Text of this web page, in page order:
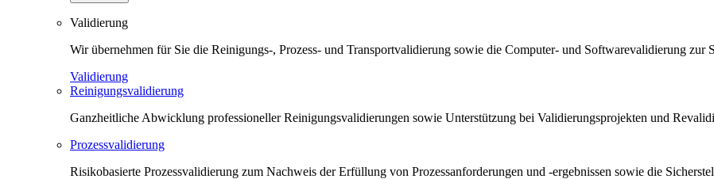
Validierung
Wir übernehmen für Sie die Reinigungs-, Prozess- und Transportvalidierung sowie die Computer- und Softwarevalidierung zur
Validierung
Reinigungsvalidierung
Ganzheitliche Abwicklung professioneller Reinigungsvalidierungen sowie Unterstützung bei Validierungsprojekten und
Prozessvalidierung
Risikobasierte Prozessvalidierung zum Nachweis der Erfüllung von Prozessanforderungen und -ergebnissen sowie die